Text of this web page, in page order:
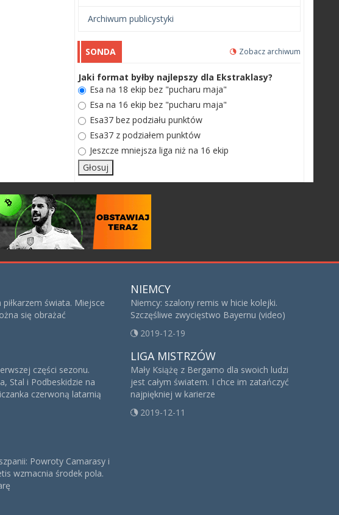
Archiwum publicystyki
SONDA Zobacz archiwum
Jaki format byłby najlepszy dla Ekstraklasy?
Esa na 18 ekip bez "pucharu maja"
Esa na 16 ekip bez "pucharu maja"
Esa37 bez podziału punktów
Esa37 z podziałem punktów
Jeszcze mniejsza liga niż na 16 ekip
piłkarzem świata. Miejsce
się obrażać
części sezonu.
Stal i Podbeskidzie na
czerwoną latarnią
Powroty Camarasy i
wzmacnia środek pola.
NIEMCY
Niemcy: szalony remis w hicie kolejki.
Szczęśliwe zwycięstwo Bayernu (video)
2019-12-19
LIGA MISTRZÓW
Mały Książę z Bergamo dla swoich ludzi
jest całym światem. I chce im zatańczyć
najpiękniej w karierze
2019-12-11